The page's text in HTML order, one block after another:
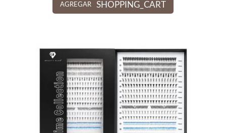
AGREGAR SHOPPING_CART